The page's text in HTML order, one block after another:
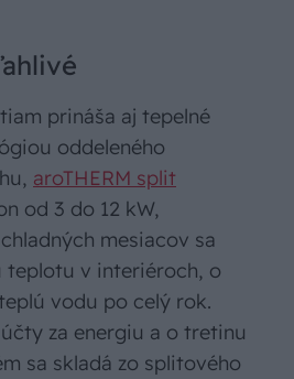
prináša aj tepelné
oddeleného
aroTHERM split
od 3 do 12 kW,
mesiacov sa
teplotu v interiéroch, o
vodu po celý rok.
za energiu a o tretinu
sa skladá zo splitového